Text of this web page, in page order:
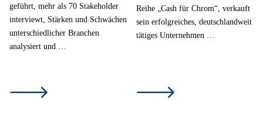
geführt, mehr als 70 Stakeholder
interviewt, Stärken und Schwächen
unterschiedlicher Branchen
analysiert und …
Reihe „Cash für Chrom“, verkauft
sein erfolgreiches, deutschlandweit
tätiges Unternehmen …